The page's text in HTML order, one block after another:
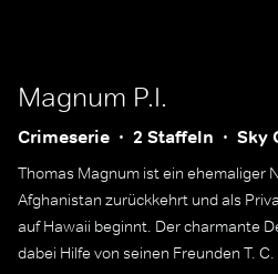
Magnum P.I.
Crimeserie 2 Staffeln Sky
Thomas Magnum ist ein ehemaliger
Afghanistan zurückkehrt und als
auf Hawaii beginnt. Der charmante
dabei Hilfe von seinen Freunden T. C.